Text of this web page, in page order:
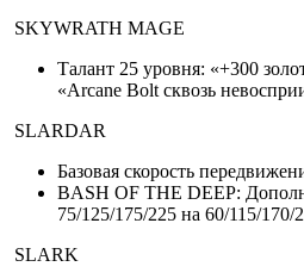
SKYWRATH MAGE
Талант 25 уровня: «+300
«Arcane Bolt сквозь
SLARDAR
Базовая скорость
BASH OF THE DEEP:
75/125/175/225 на 60/115/170/
SLARK